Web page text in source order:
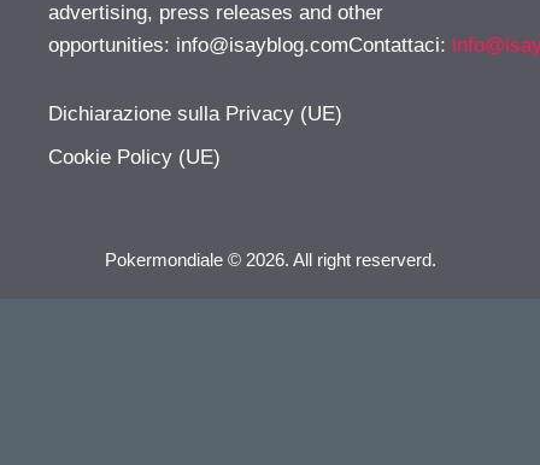
advertising, press releases and other
opportunities: info@isayblog.comContattaci:
Dichiarazione sulla Privacy (UE)
Cookie Policy (UE)
Pokermondiale © 2026. All right reserverd.